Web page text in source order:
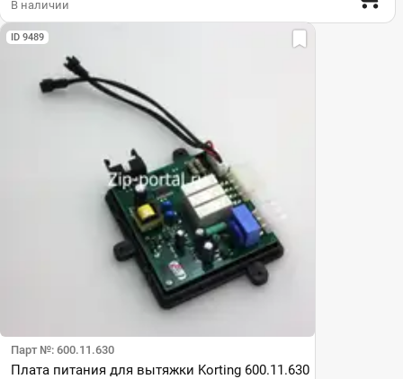
В наличии
ID 9489
Парт №: 600.11.630
Плата питания для вытяжки Korting 600.11.630